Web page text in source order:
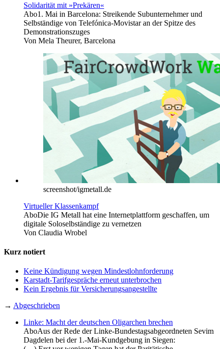
Solidarität mit »Prekären«
Abo1. Mai in Barcelona: Streikende Subunternehmer und
Selbständige von Telefónica-Movistar an der Spitze des
Demonstrationszuges
Von Mela Theurer, Barcelona
screenshot/igmetall.de
Virtueller Klassenkampf
AboDie IG Metall hat eine Internetplattform geschaffen, um
digitale Soloselbständige zu vernetzen
Von Claudia Wrobel
Kurz notiert
Keine Kündigung wegen Mindestlohnforderung
Karstadt-Tarifgespräche erneut unterbrochen
Kein Ergebnis für Versicherungsangestellte
→ Abgeschrieben
Linke: Macht der deutschen Oligarchen brechen
AboAus der Rede der Linke-Bundestagsabgeordneten Sevim
Dagdelen bei der 1.-Mai-Kundgebung in Siegen: